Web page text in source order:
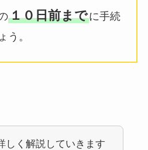
１０日前までに手続
う。
しく解説していきます